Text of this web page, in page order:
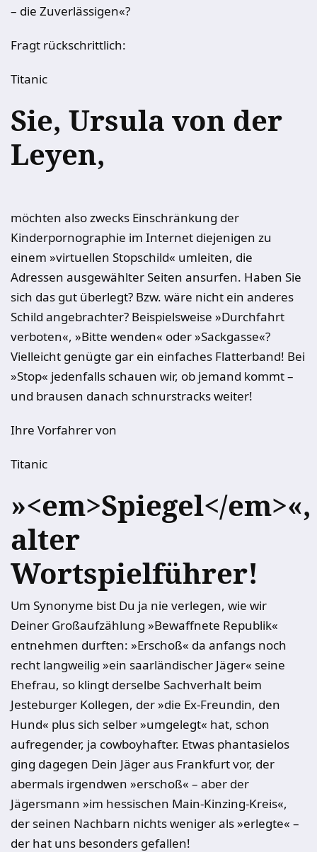
– die Zuverlässigen«?
Fragt rückschrittlich:
Titanic
Sie, Ursula von der
Leyen,
möchten also zwecks Einschränkung der
Kinderpornographie im Internet diejenigen zu
einem »virtuellen Stopschild« umleiten, die
Adressen ausgewählter Seiten ansurfen. Haben Sie
sich das gut überlegt? Bzw. wäre nicht ein anderes
Schild angebrachter? Beispielsweise »Durchfahrt
verboten«, »Bitte wenden« oder »Sackgasse«?
Vielleicht genügte gar ein einfaches Flatterband! Bei
»Stop« jedenfalls schauen wir, ob jemand kommt –
und brausen danach schnurstracks weiter!
Ihre Vorfahrer von
Titanic
»<em>Spiegel</em>«,
alter
Wortspielführer!
Um Synonyme bist Du ja nie verlegen, wie wir
Deiner Großaufzählung »Bewaffnete Republik«
entnehmen durften: »Erschoß« da anfangs noch
recht langweilig »ein saarländischer Jäger« seine
Ehefrau, so klingt derselbe Sachverhalt beim
Jesteburger Kollegen, der »die Ex-Freundin, den
Hund« plus sich selber »umgelegt« hat, schon
aufregender, ja cowboyhafter. Etwas phantasielos
ging dagegen Dein Jäger aus Frankfurt vor, der
abermals irgendwen »erschoß« – aber der
Jägersmann »im hessischen Main-Kinzing-Kreis«,
der seinen Nachbarn nichts weniger als »erlegte« –
der hat uns besonders gefallen!